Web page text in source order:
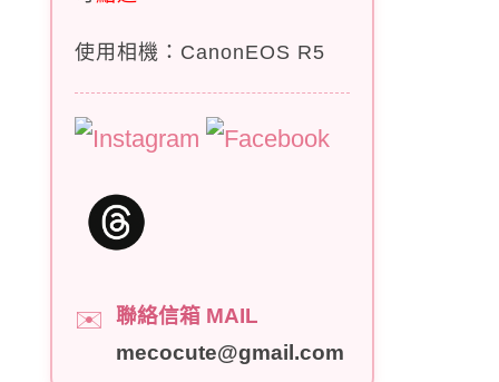
使用相機：CanonEOS R5
✉️
聯絡信箱 MAIL
mecocute@gmail.com